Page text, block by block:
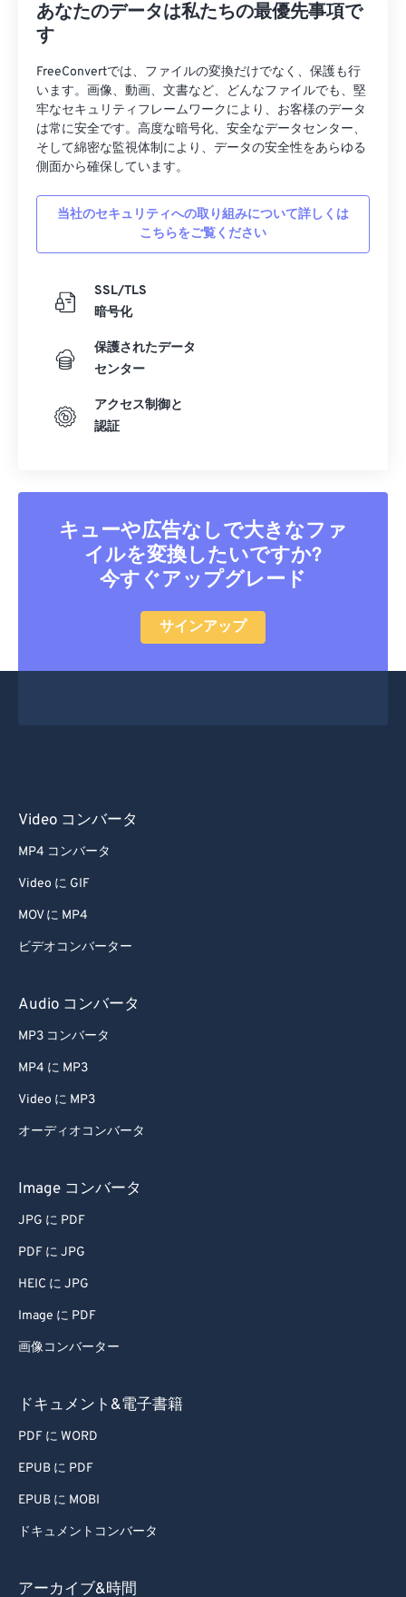
あなたのデータは私たちの最優先事項で
す
FreeConvertでは、ファイルの変換だけでなく、保護も行
います。画像、動画、文書など、どんなファイルでも、堅
牢なセキュリティフレームワークにより、お客様のデータ
は常に安全です。高度な暗号化、安全なデータセンター、
そして綿密な監視体制により、データの安全性をあらゆる
側面から確保しています。
当社のセキュリティへの取り組みについて詳しくは
こちらをご覧ください
SSL/TLS
暗号化
保護されたデータ
センター
アクセス制御と
認証
キューや広告なしで大きなファ
イルを変換したいですか?
今すぐアップグレード
サインアップ
Video コンバータ
MP4 コンバータ
Video に GIF
MOV に MP4
ビデオコンバーター
Audio コンバータ
MP3 コンバータ
MP4 に MP3
Video に MP3
オーディオコンバータ
Image コンバータ
JPG に PDF
PDF に JPG
HEIC に JPG
Image に PDF
画像コンバーター
ドキュメント&電子書籍
PDF に WORD
EPUB に PDF
EPUB に MOBI
ドキュメントコンバータ
アーカイブ&時間